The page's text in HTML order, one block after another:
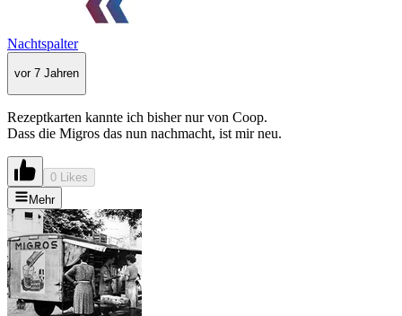
Nachtspalter
vor 7 Jahren
Rezeptkarten kannte ich bisher nur von Coop.
Dass die Migros das nun nachmacht, ist mir neu.
0 Likes
Mehr